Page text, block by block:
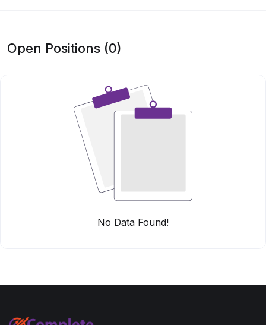
Open Positions (0)
No Data Found!